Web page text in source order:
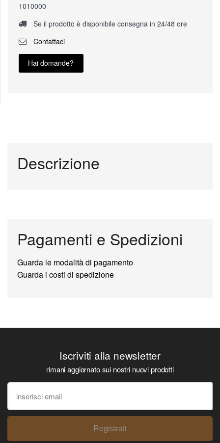
1010000
Se il prodotto è disponibile consegna in 24/48 ore
Contattaci
Hai domande?
Descrizione
Pagamenti e Spedizioni
Guarda le modalità di pagamento
Guarda i costi di spedizione
Iscriviti alla newsletter
rimani aggiornato sui nostri nuovi prodotti
Registrati